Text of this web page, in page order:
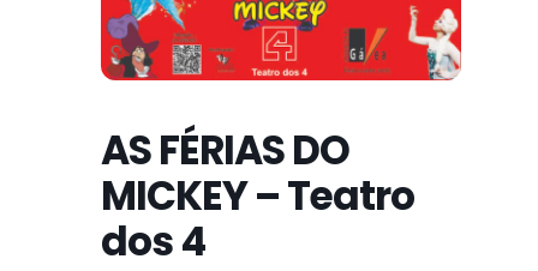
AS FÉRIAS DO
MICKEY – Teatro
dos 4